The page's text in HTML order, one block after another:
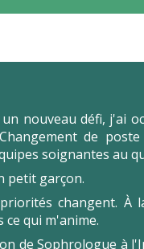
nouveau défi, j'ai
de
soignantes au
petit garçon.
changent. À
qui m'anime.
de Sophrologue à